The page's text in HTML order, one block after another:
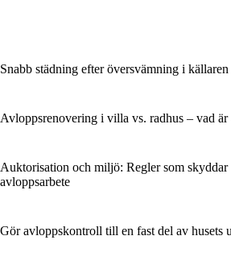
Snabb städning efter översvämning i källaren
Avloppsrenovering i villa vs. radhus – vad är
Auktorisation och miljö: Regler som skyddar
avloppsarbete
Gör avloppskontroll till en fast del av husets